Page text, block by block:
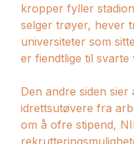
kropper fyller
selger trøyer, hever
universiteter som
er fiendtlige til svarte
Den andre siden sier
idrettsutøvere fra
om å ofre stipend,